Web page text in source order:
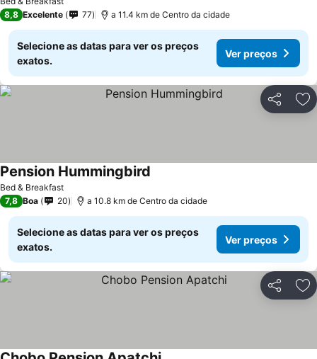
8,8 Excelente 77 a 11.4 km de Centro da cidade
Selecione as datas para ver os preços
exatos.
Ver preços
Partilhar
Bed & Breakfast
Pension Hummingbird
7,8 Boa 20 a 10.8 km de Centro da cidade
Selecione as datas para ver os preços
exatos.
Ver preços
Partilhar